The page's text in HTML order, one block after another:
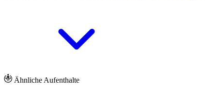
Ähnliche Aufenthalte